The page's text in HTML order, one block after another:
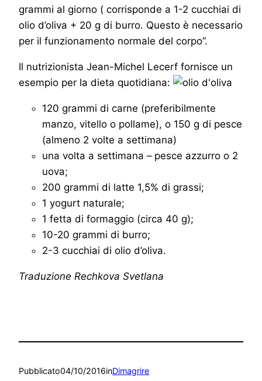
grammi al giorno ( corrisponde a 1-2 cucchiai di
olio d’oliva + 20 g di burro. Questo è necessario
per il funzionamento normale del corpo”.
Il nutrizionista Jean-Michel Lecerf fornisce un
esempio per la dieta quotidiana:
120 grammi di carne (preferibilmente
manzo, vitello o pollame), o 150 g di pesce
(almeno 2 volte a settimana)
una volta a settimana – pesce azzurro o 2
uova;
200 grammi di latte 1,5% di grassi;
1 yogurt naturale;
1 fetta di formaggio (circa 40 g);
10-20 grammi di burro;
2-3 cucchiai di olio d’oliva.
Traduzione Rechkova Svetlana
Pubblicato04/10/2016inDimagrire